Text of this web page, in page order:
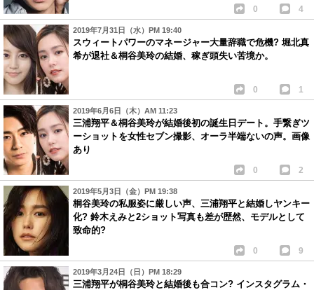
0 4
2019年7月31日（水）PM 19:40
スウィートパワーのマネージャー大量辞職で危機? 堀北真
希が退社＆桐谷美玲の結婚、稼ぎ頭失い苦境か。
0 1
2019年6月6日（木）AM 11:23
三浦翔平＆桐谷美玲が結婚後初の誕生日デート。手繋ぎツ
ーショットを女性セブン撮影、オーラ半端ないの声。画像
あり
0 2
2019年5月3日（金）PM 19:38
桐谷美玲の私服姿に厳しい声、三浦翔平と結婚しヤンキー
化? 鈴木えみと2ショット写真も差が歴然、モデルとして
致命的?
0 9
2019年3月24日（日）PM 18:29
三浦翔平が桐谷美玲と結婚後も合コン? インスタグラム・